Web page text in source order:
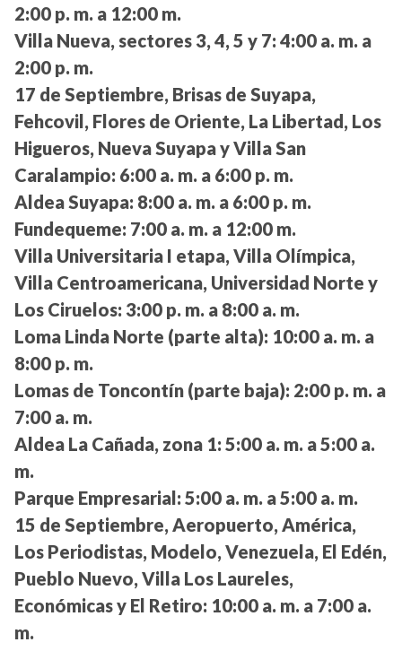
2:00 p. m. a 12:00 m.
Villa Nueva, sectores 3, 4, 5 y 7: 4:00 a. m. a
2:00 p. m.
17 de Septiembre, Brisas de Suyapa,
Fehcovil, Flores de Oriente, La Libertad, Los
Higueros, Nueva Suyapa y Villa San
Caralampio: 6:00 a. m. a 6:00 p. m.
Aldea Suyapa: 8:00 a. m. a 6:00 p. m.
Fundequeme: 7:00 a. m. a 12:00 m.
Villa Universitaria I etapa, Villa Olímpica,
Villa Centroamericana, Universidad Norte y
Los Ciruelos: 3:00 p. m. a 8:00 a. m.
Loma Linda Norte (parte alta): 10:00 a. m. a
8:00 p. m.
Lomas de Toncontín (parte baja): 2:00 p. m. a
7:00 a. m.
Aldea La Cañada, zona 1: 5:00 a. m. a 5:00 a.
m.
Parque Empresarial: 5:00 a. m. a 5:00 a. m.
15 de Septiembre, Aeropuerto, América,
Los Periodistas, Modelo, Venezuela, El Edén,
Pueblo Nuevo, Villa Los Laureles,
Económicas y El Retiro: 10:00 a. m. a 7:00 a.
m.